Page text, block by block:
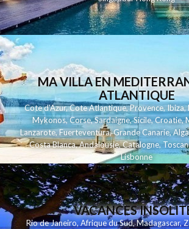
MA VILLA EN
ATLANTIQUE
Cote d'Azur,Cote Atlantique,Provence,Ibiza,
Mykonos,Corse,Sardaigne,Sicile,Croatie,
Lanzarote,Fuerteventura,Grande Canarie,
Costa Blanca,Andalousie,Catalogne,
Lisbonne
VACANCES
Rio de Janeiro,Afrique du Sud,Madagascar,